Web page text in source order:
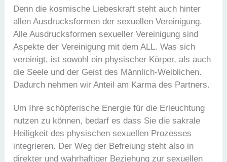
Denn die kosmische Liebeskraft steht auch hinter
allen Ausdrucksformen der sexuellen Vereinigung.
Alle Ausdrucksformen sexueller Vereinigung sind
Aspekte der Vereinigung mit dem ALL. Was sich
vereinigt, ist sowohl ein physischer Körper, als auch
die Seele und der Geist des Männlich-Weiblichen.
Dadurch nehmen wir Anteil am Karma des Partners.
Um Ihre schöpferische Energie für die Erleuchtung
nutzen zu können, bedarf es dass Sie die sakrale
Heiligkeit des physischen sexuellen Prozesses
integrieren. Der Weg der Befreiung steht also in
direkter und wahrhaftiger Beziehung zur sexuellen